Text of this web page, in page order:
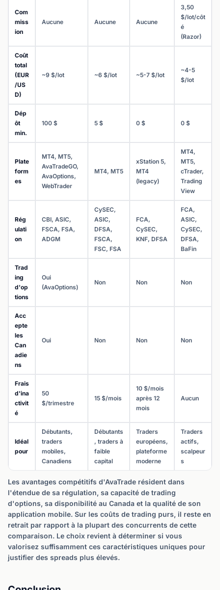
Com
miss
ion
Aucune Aucune Aucune
3,50
$/lot/côt
é
(Razor)
Coût
total
(EUR
/US
D)
~9 $/lot ~6 $/lot ~5-7 $/lot
~4-5
$/lot
Dép
ôt
min.
100 $ 5 $ 0 $ 0 $
Plate
form
es
MT4, MT5,
AvaTradeGO,
AvaOptions,
WebTrader
MT4, MT5
xStation 5,
MT4
(legacy)
MT4,
MT5,
cTrader,
Trading
View
Rég
ulati
on
CBI, ASIC,
FSCA, FSA,
ADGM
CySEC,
ASIC,
DFSA,
FSCA,
FSC, FSA
FCA,
CySEC,
KNF, DFSA
FCA,
ASIC,
CySEC,
DFSA,
BaFin
Trad
ing
d'op
tions
Oui
(AvaOptions)
Non Non Non
Acc
epte
les
Can
adie
ns
Oui Non Non Non
Frais
d'ina
ctivit
é
50
$/trimestre
15 $/mois
10 $/mois
après 12
mois
Aucun
Idéal
pour
Débutants,
traders
mobiles,
Canadiens
Débutants
, traders à
faible
capital
Traders
européens,
plateforme
moderne
Traders
actifs,
scalpeur
s
Les avantages compétitifs d'AvaTrade résident dans
l'étendue de sa régulation, sa capacité de trading
d'options, sa disponibilité au Canada et la qualité de son
application mobile. Sur les coûts de trading purs, il reste en
retrait par rapport à la plupart des concurrents de cette
comparaison. Le choix revient à déterminer si vous
valorisez suffisamment ces caractéristiques uniques pour
justifier des spreads plus élevés.